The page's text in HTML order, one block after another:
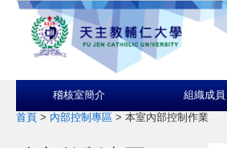
稽核室簡介 組織成員
首頁 > 內部控制專區 > 本室內部控制作業